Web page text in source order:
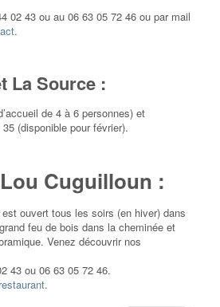
02 43 ou au 06 63 05 72 46 ou par mail
.
La Source :
de 4 à 6 personnes) et
(disponible pour février).
Cuguilloun :
ouvert tous les soirs (en hiver) dans
feu de bois dans la cheminée et
Venez découvrir nos
43 ou 06 63 05 72 46.
.